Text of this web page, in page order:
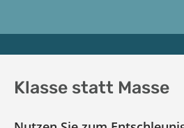
Klasse statt Masse